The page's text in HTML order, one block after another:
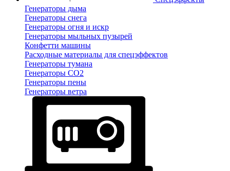
Генераторы дыма
Генераторы снега
Генераторы огня и искр
Генераторы мыльных пузырей
Конфетти машины
Расходные материалы для спецэффектов
Генераторы тумана
Генераторы CO2
Генераторы пены
Генераторы ветра